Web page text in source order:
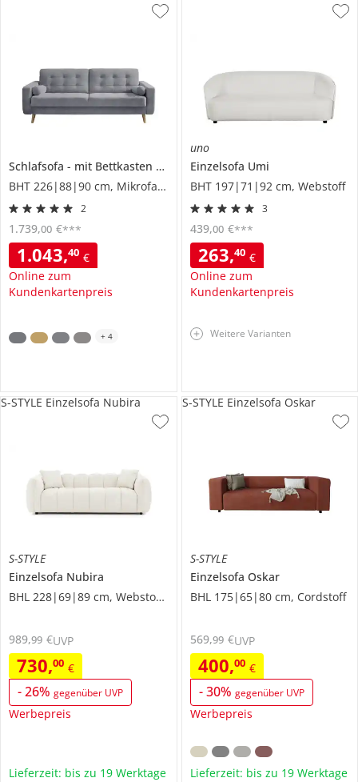
Schlafsofa mit Bettkasten
Fjord
BHT 226|88|90 cm, Mikrofaser
2
1.043,40 €
Online zum
Kundenkartenpreis
1.739,00 €***
+ 4
uno
Einzelsofa Umi
BHT 197|71|92 cm, Webstoff
3
263,40 €
Online zum
Kundenkartenpreis
439,00 €***
Weitere Varianten
S-STYLE
Einzelsofa Nubira
BHL 228|69|89 cm, Webstoff grob
730,00 €
-26% gegenüber UVP
Werbepreis
989,99 €UVP
S-STYLE Einzelsofa Nubira
Lieferzeit: bis zu 19 Werktage
S-STYLE
Einzelsofa Oskar
BHL 175|65|80 cm, Cordstoff
400,00 €
-30% gegenüber UVP
Werbepreis
569,99 €UVP
S-STYLE Einzelsofa Oskar
Lieferzeit: bis zu 19 Werktage